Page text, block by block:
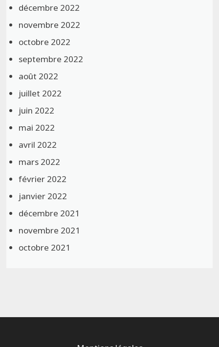
décembre 2022
novembre 2022
octobre 2022
septembre 2022
août 2022
juillet 2022
juin 2022
mai 2022
avril 2022
mars 2022
février 2022
janvier 2022
décembre 2021
novembre 2021
octobre 2021